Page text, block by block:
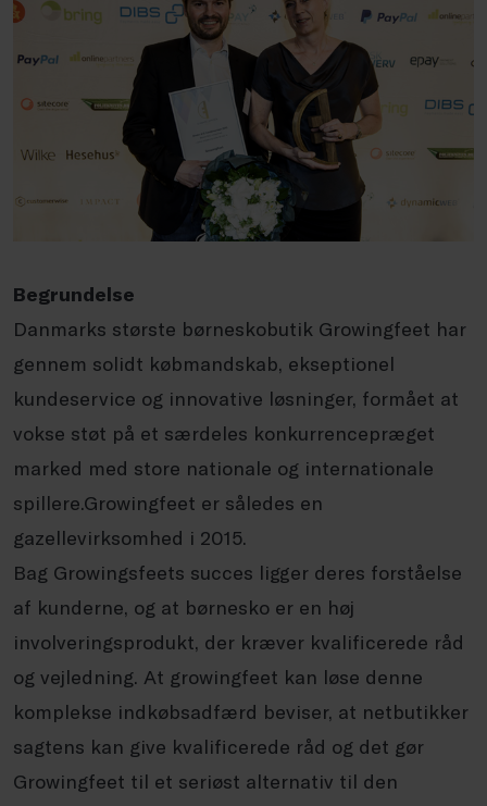
Begrundelse
Danmarks største børneskobutik Growingfeet har
gennem solidt købmandskab, ekseptionel
kundeservice og innovative løsninger, formået at
vokse støt på et særdeles konkurrencepræget
marked med store nationale og internationale
spillere.Growingfeet er således en
gazellevirksomhed i 2015.
Bag Growingsfeets succes ligger deres forståelse
af kunderne, og at børnesko er en høj
involveringsprodukt, der kræver kvalificerede råd
og vejledning. At growingfeet kan løse denne
komplekse indkøbsadfærd beviser, at netbutikker
sagtens kan give kvalificerede råd og det gør
Growingfeet til et seriøst alternativ til den